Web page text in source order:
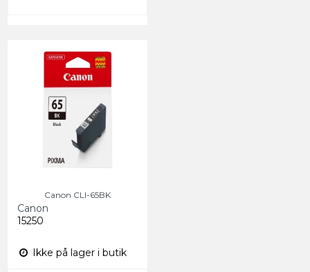
Canon CLI-65BK
Canon
15250
Ikke på lager i butik